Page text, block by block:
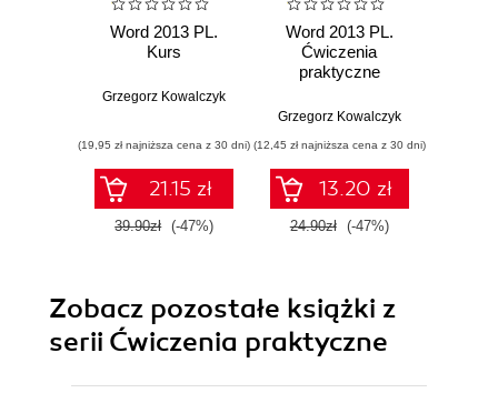
Word 2013 PL.
Kurs
Grzegorz Kowalczyk
(19,95 zł najniższa cena z 30 dni)
21.15 zł
39.90zł (-47%)
Word 2013 PL.
Ćwiczenia
praktyczne
Grzegorz Kowalczyk
(12,45 zł najniższa cena z 30 dni)
13.20 zł
24.90zł (-47%)
Zobacz pozostałe książki z
serii Ćwiczenia praktyczne